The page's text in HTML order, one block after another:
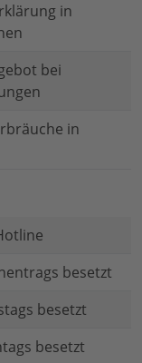
in
bei
in
besetzt
besetzt
besetzt